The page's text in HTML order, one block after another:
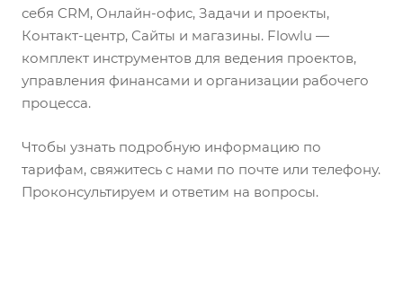
себя CRM, Онлайн-офис, Задачи и проекты,
Контакт-центр, Сайты и магазины. Flowlu —
комплект инструментов для ведения проектов,
управления финансами и организации рабочего
процесса.
Чтобы узнать подробную информацию по
тарифам, свяжитесь с нами по почте или телефону.
Проконсультируем и ответим на вопросы.